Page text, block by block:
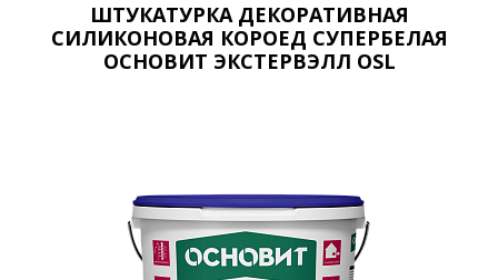
ШТУКАТУРКА ДЕКОРАТИВНАЯ
СИЛИКОНОВАЯ КОРОЕД СУПЕРБЕЛАЯ
ОСНОВИТ ЭКСТЕРВЭЛЛ ОSL